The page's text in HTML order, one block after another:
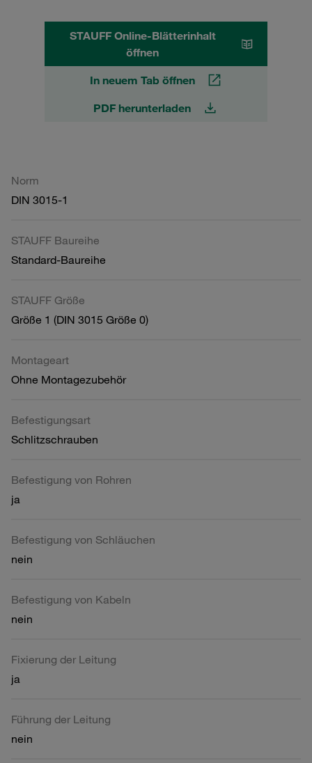
STAUFF Online-Blätterinhalt
öffnen
In neuem Tab öffnen
PDF herunterladen
Norm
DIN 3015-1
STAUFF Baureihe
Standard-Baureihe
STAUFF Größe
Größe 1 (DIN 3015 Größe 0)
Montageart
Ohne Montagezubehör
Befestigungsart
Schlitzschrauben
Befestigung von Rohren
ja
Befestigung von Schläuchen
nein
Befestigung von Kabeln
nein
Fixierung der Leitung
ja
Führung der Leitung
nein